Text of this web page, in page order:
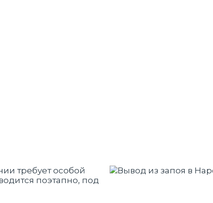
требует особой
поэтапно, под